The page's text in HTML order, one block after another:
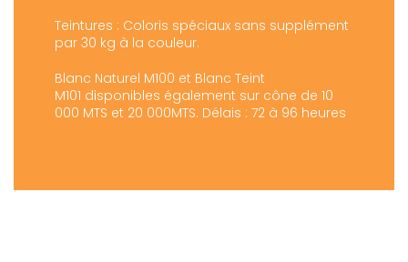
Teintures : Coloris spéciaux sans supplément
par 30 kg à la couleur.
Blanc Naturel M100 et Blanc Teint
M101 disponibles également sur cône de 10
000 MTS et 20 000MTS. Délais : 72 à 96 heures